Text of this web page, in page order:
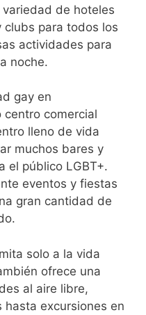
de hoteles
clubs para todos los
actividades para
noche.
gay en
centro comercial
lleno de vida
muchos bares y
el público LGBT+.
eventos y fiestas
gran cantidad de
solo a la vida
ofrece una
al aire libre,
excursiones en